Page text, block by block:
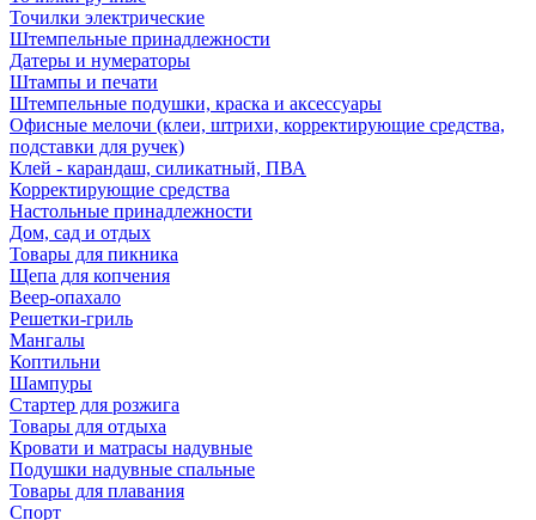
Точилки электрические
Штемпельные принадлежности
Датеры и нумераторы
Штампы и печати
Штемпельные подушки, краска и аксессуары
Офисные мелочи (клеи, штрихи, корректирующие средства,
подставки для ручек)
Клей - карандаш, силикатный, ПВА
Корректирующие средства
Настольные принадлежности
Дом, сад и отдых
Товары для пикника
Щепа для копчения
Веер-опахало
Решетки-гриль
Мангалы
Коптильни
Шампуры
Стартер для розжига
Товары для отдыха
Кровати и матрасы надувные
Подушки надувные спальные
Товары для плавания
Спорт